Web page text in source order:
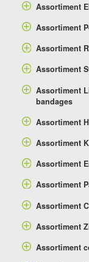
Assortiment
Assortiment
Assortiment
Assortiment
Assortiment
bandages
Assortiment
Assortiment
Assortiment
Assortiment
Assortiment
Assortiment
Assortiment